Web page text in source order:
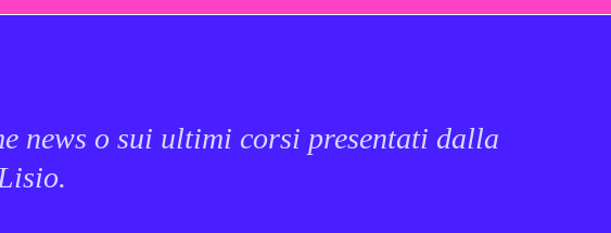
news o sui ultimi corsi presentati dalla